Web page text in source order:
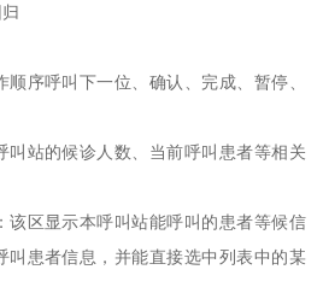
序呼叫下一位、确认、完成、暂停、
叫站的候诊人数、当前呼叫患者等相关
该区显示本呼叫站能呼叫的患者等候信
叫患者信息，并能直接选中列表中的某